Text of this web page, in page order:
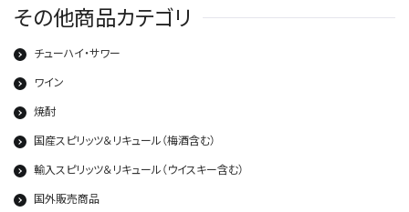
その他商品カテゴリ
チューハイ・サワー
ワイン
焼酎
国産スピリッツ＆リキュール（梅酒含む）
輸入スピリッツ＆リキュール（ウイスキー含む）
国外販売商品